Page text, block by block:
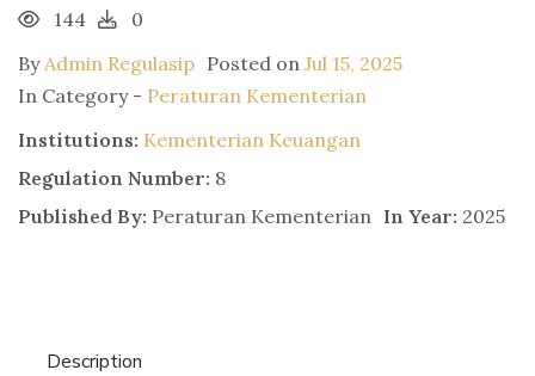
144
0
ByAdmin Regulasip Posted on Jul 15, 2025
In Category - Peraturan Kementerian
Institutions: Kementerian Keuangan
Regulation Number: 8
Published By: Peraturan Kementerian In Year: 2025
Description